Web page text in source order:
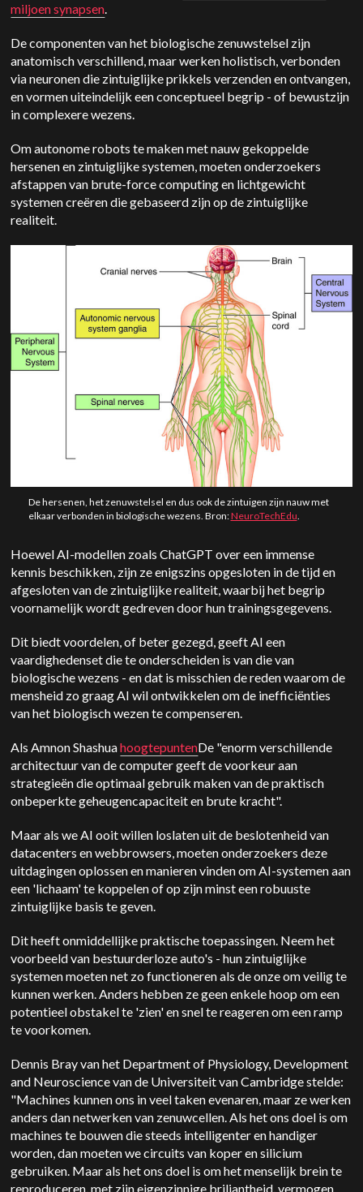
miljoen synapsen.
De componenten van het biologische zenuwstelsel zijn
anatomisch verschillend, maar werken holistisch, verbonden
via neuronen die zintuiglijke prikkels verzenden en ontvangen,
en vormen uiteindelijk een conceptueel begrip - of bewustzijn
in complexere wezens.
Om autonome robots te maken met nauw gekoppelde
hersenen en zintuiglijke systemen, moeten onderzoekers
afstappen van brute-force computing en lichtgewicht
systemen creëren die gebaseerd zijn op de zintuiglijke
realiteit.
De hersenen, het zenuwstelsel en dus ook de zintuigen zijn nauw met
elkaar verbonden in biologische wezens. Bron:NeuroTechEdu.
Hoewel AI-modellen zoals ChatGPT over een immense
kennis beschikken, zijn ze enigszins opgesloten in de tijd en
afgesloten van de zintuiglijke realiteit, waarbij het begrip
voornamelijk wordt gedreven door hun trainingsgegevens.
Dit biedt voordelen, of beter gezegd, geeft AI een
vaardighedenset die te onderscheiden is van die van
biologische wezens - en dat is misschien de reden waarom de
mensheid zo graag AI wil ontwikkelen om de inefficiënties
van het biologisch wezen te compenseren.
Als Amnon ShashuahoogtepuntenDe "enorm verschillende
architectuur van de computer geeft de voorkeur aan
strategieën die optimaal gebruik maken van de praktisch
onbeperkte geheugencapaciteit en brute kracht".
Maar als we AI ooit willen loslaten uit de beslotenheid van
datacenters en webbrowsers, moeten onderzoekers deze
uitdagingen oplossen en manieren vinden om AI-systemen aan
een 'lichaam' te koppelen of op zijn minst een robuuste
zintuiglijke basis te geven.
Dit heeft onmiddellijke praktische toepassingen. Neem het
voorbeeld van bestuurderloze auto's - hun zintuiglijke
systemen moeten net zo functioneren als de onze om veilig te
kunnen werken. Anders hebben ze geen enkele hoop om een
potentieel obstakel te 'zien' en snel te reageren om een ramp
te voorkomen.
Dennis Bray van het Department of Physiology, Development
and Neuroscience van de Universiteit van Cambridge stelde:
"Machines kunnen ons in veel taken evenaren, maar ze werken
anders dan netwerken van zenuwcellen. Als het ons doel is om
machines te bouwen die steeds intelligenter en handiger
worden, dan moeten we circuits van koper en silicium
gebruiken. Maar als het ons doel is om het menselijk brein te
reproduceren, met zijn eigenzinnige briljantheid, vermogen